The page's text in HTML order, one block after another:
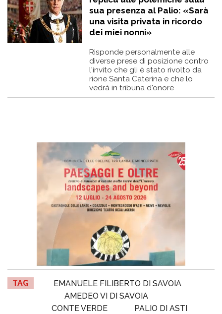
sua presenza al Palio: «Sarà
una visita privata in ricordo
dei miei nonni»
Risponde personalmente alle
diverse prese di posizione contro
l'invito che gli è stato rivolto da
rione Santa Caterina e che lo
vedrà in tribuna d'onore
TAG
EMANUELE FILIBERTO DI SAVOIA
AMEDEO VI DI SAVOIA
CONTE VERDE
PALIO DI ASTI